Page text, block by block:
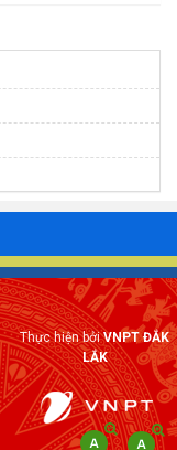
Thực hiện bởiVNPT ĐẮK
LẮK